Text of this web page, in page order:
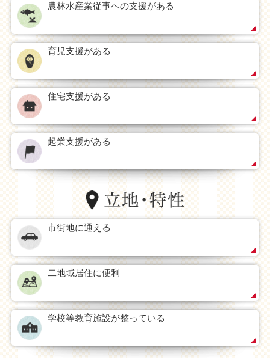
農林水産業従事への支援がある
育児支援がある
住宅支援がある
起業支援がある
市街地に通える
二地域居住に便利
学校等教育施設が整っている